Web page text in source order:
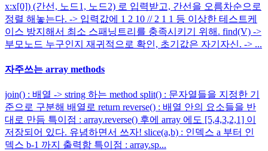
x:x[0]) (간선, 노드1, 노드2) 로 입력받고, 간선을 오름차순으로
정렬 해놓는다. -> 입력값에 1 2 10 // 2 1 1 등 이상한 테스트케
이스 방지해서 최소 스패닝트리를 충족시키기 위해. find(V) ->
부모노드 누구인지 재귀적으로 확인, 초기값은 자기자신. -> ...
자주쓰는 array methods
join() : 배열 -> string 하는 method split() : 문자열들을 지정한 기
준으로 구분해 배열로 return reverse() : 배열 안의 요소들을 반
대로 만듬 특이점 : array.reverse() 후에 array 에도 [5,4,3,2,1] 이
저장되어 있다. 유념하면서 쓰자! slice(a,b) : 인덱스 a 부터 인
덱스 b-1 까지 출력함 특이점 : array.sp...